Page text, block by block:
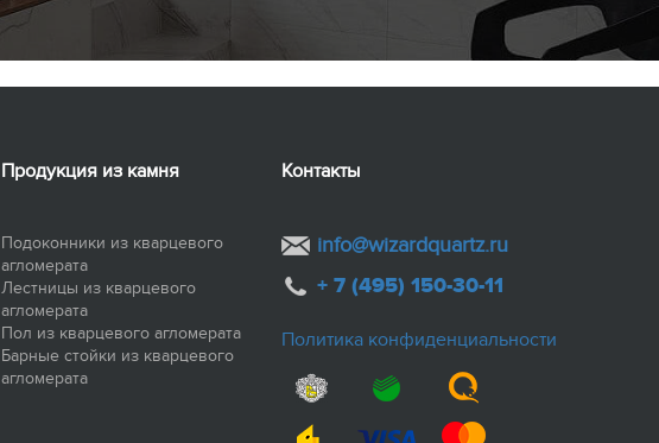
Продукция из камня
Подоконники из кварцевого
агломерата
Лестницы из кварцевого
агломерата
Пол из кварцевого агломерата
Барные стойки из кварцевого
агломерата
Контакты
info@wizardquartz.ru
+ 7 (495) 150-30-11
Политика конфиденциальности